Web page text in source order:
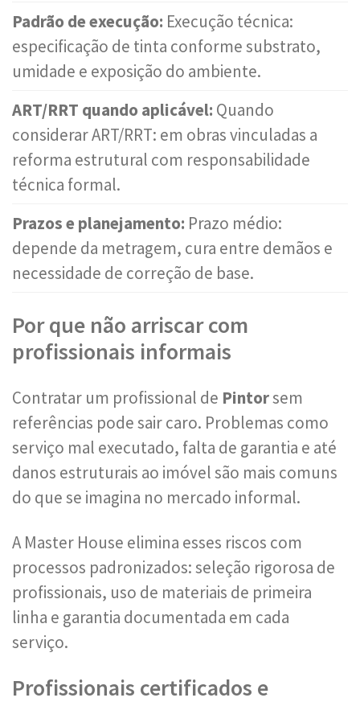
Padrão de execução: Execução técnica:
especificação de tinta conforme substrato,
umidade e exposição do ambiente.
ART/RRT quando aplicável: Quando
considerar ART/RRT: em obras vinculadas a
reforma estrutural com responsabilidade
técnica formal.
Prazos e planejamento: Prazo médio:
depende da metragem, cura entre demãos e
necessidade de correção de base.
Por que não arriscar com
profissionais informais
Contratar um profissional de Pintorsem
referências pode sair caro. Problemas como
serviço mal executado, falta de garantia e até
danos estruturais ao imóvel são mais comuns
do que se imagina no mercado informal.
A Master House elimina esses riscos com
processos padronizados: seleção rigorosa de
profissionais, uso de materiais de primeira
linha e garantia documentada em cada
serviço.
Profissionais certificados e